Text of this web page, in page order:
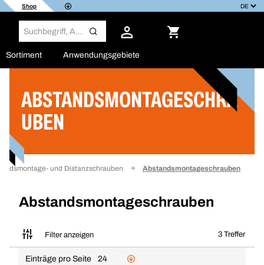
Shop
Sortiment Anwendungsgebiete
ABSTANDSMONTAGESCHRA
UBEN
und Distanzschrauben Abstandsmontageschrauben
Abstandsmontageschrauben
Filter anzeigen 3 Treffer
Filter
Einträge pro Seite
24